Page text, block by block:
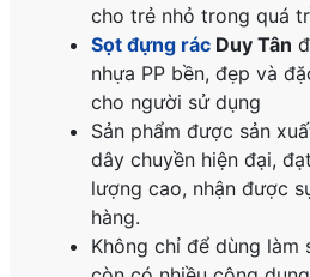
cho trẻ nhỏ trong quá
Sọt đựng rác Duy Tân
nhựa PP bền, đẹp và
cho người sử dụng
Sản phẩm được sản
dây chuyền hiện đại,
lượng cao, nhận được
hàng.
Không chỉ để dùng